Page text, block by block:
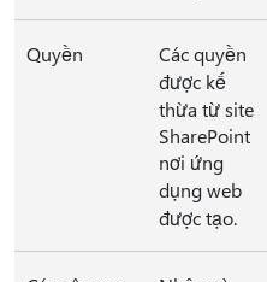
Quyền
Các quyền
được kế
thừa từ site
SharePoint
nơi ứng
dụng web
được tạo.